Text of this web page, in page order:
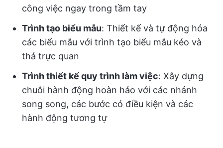
công việc ngay trong tầm tay
Trình tạo biểu mẫu: Thiết kế và tự động hóa
các biểu mẫu với trình tạo biểu mẫu kéo và
thả trực quan
Trình thiết kế quy trình làm việc: Xây dựng
chuỗi hành động hoàn hảo với các nhánh
song song, các bước có điều kiện và các
hành động tương tự